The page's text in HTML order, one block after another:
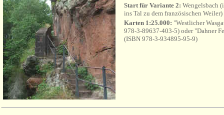
Start für Variante 2: Wengelsbach
ins Tal zu dem französischen Weiler)
Karten 1:25.000: "Westlicher
978-3-89637-403-5) oder "Dahner
(ISBN 978-3-934895-95-9)